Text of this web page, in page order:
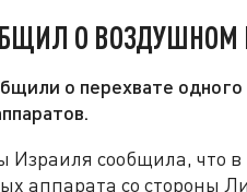
О
о перехвате
Израиля сообщила, что
аппарата со стороны